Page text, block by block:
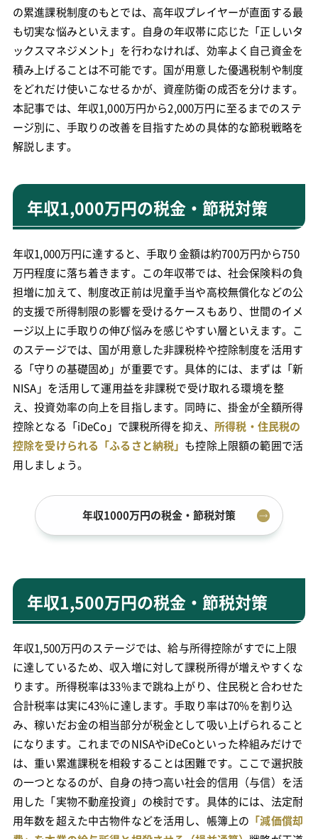
の累進課税制度のもとでは、高年収プレイヤーが直面する最
も切実な悩みといえます。自身の年収帯に応じた「正しいタ
ックスマネジメント」を行わなければ、効率よく自己資金を
積み上げることは不可能です。国が用意した優遇税制や制度
をどれだけ使いこなせるかが、資産防衛の成否を分けます。
本記事では、年収1,000万円から2,000万円に至るまでのステ
ージ別に、手取りの改善を目指すための具体的な節税戦略を
解説します。
年収1,000万円の税金・節税対策
年収1,000万円に達すると、手取り金額は約700万円から750
万円程度に落ち着きます。この年収帯では、社会保険料の負
担増に加えて、制度改正前は児童手当や高校無償化などの公
的支援で所得制限の影響を受けるケースもあり、世間のイメ
ージ以上に手取りの伸び悩みを感じやすい層といえます。こ
のステージでは、国が用意した非課税枠や控除制度を活用す
る「守りの基礎固め」が重要です。具体的には、まずは「新
NISA」を活用して運用益を非課税で受け取れる環境を整
え、投資効率の向上を目指します。同時に、掛金が全額所得
控除となる「iDeCo」で課税所得を抑え、所得税・住民税の
控除を受けられる「ふるさと納税」 も控除上限額の範囲で活
用しましょう。
年収1000万円の税金・節税対策
年収1,500万円の税金・節税対策
年収1,500万円のステージでは、給与所得控除がすでに上限
に達しているため、収入増に対して課税所得が増えやすくな
ります。所得税率は33%まで跳ね上がり、住民税と合わせた
合計税率は実に43%に達します。手取り率は70%を割り込
み、稼いだお金の相当部分が税金として吸い上げられること
になります。これまでのNISAやiDeCoといった枠組みだけで
は、重い累進課税を相殺することは困難です。ここで選択肢
の一つとなるのが、自身の持つ高い社会的信用（与信）を活
用した「実物不動産投資」の検討です。具体的には、法定耐
用年数を超えた中古物件などを活用し、帳簿上の 「減価償却